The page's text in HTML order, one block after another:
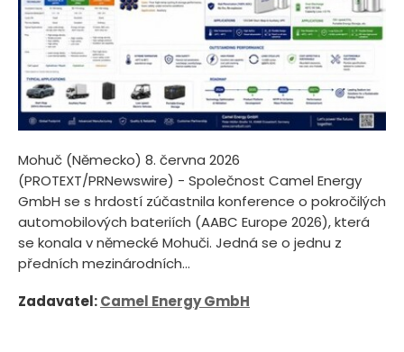
Mohuč (Německo) 8. června 2026
(PROTEXT/PRNewswire) - Společnost Camel Energy
GmbH se s hrdostí zúčastnila konference o pokročilých
automobilových bateriích (AABC Europe 2026), která
se konala v německé Mohuči. Jedná se o jednu z
předních mezinárodních...
Zadavatel:Camel Energy GmbH